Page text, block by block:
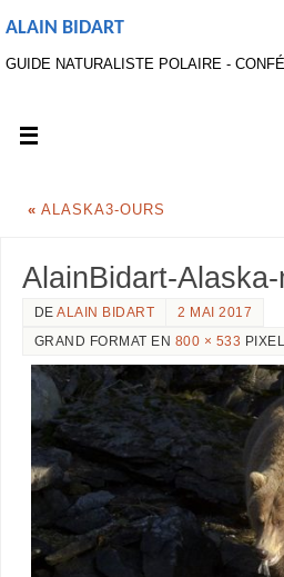
ALAIN BIDART
GUIDE NATURALISTE POLAIRE -
« ALASKA3-OURS
AlainBidart-
DEALAIN BIDART
2 MAI 2017
GRAND FORMAT EN 800 × 533